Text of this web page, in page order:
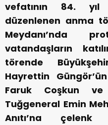
vefatının 84. yıl
düzenlenen anma
Meydanı’nda
vatandaşların
törende
Hayrettin
Faruk Coşkun ve
Tuğgeneral Emin
Anıtı’na çelenk